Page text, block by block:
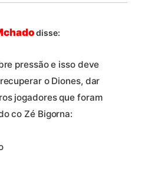
disse:
pressão e isso deve
o Diones, dar
jogadores que foram
co Zé Bigorna: